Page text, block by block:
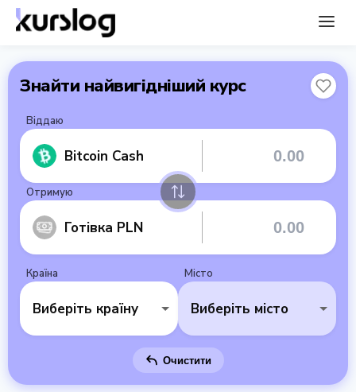
Знайти найвигідніший курс
Віддаю
Bitcoin Cash
Отримую
Готівка PLN
Країна
Виберіть країну
Місто
Виберіть місто
Очистити